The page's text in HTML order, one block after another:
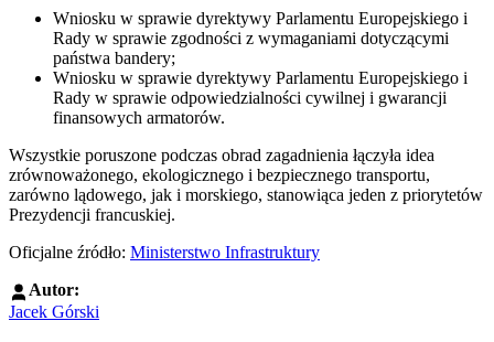
Wniosku w sprawie dyrektywy Parlamentu Europejskiego i
Rady w sprawie zgodności z wymaganiami dotyczącymi
państwa bandery;
Wniosku w sprawie dyrektywy Parlamentu Europejskiego i
Rady w sprawie odpowiedzialności cywilnej i gwarancji
finansowych armatorów.
Wszystkie poruszone podczas obrad zagadnienia łączyła idea
zrównoważonego, ekologicznego i bezpiecznego transportu,
zarówno lądowego, jak i morskiego, stanowiąca jeden z priorytetów
Prezydencji francuskiej.
Oficjalne źródło: Ministerstwo Infrastruktury
Autor:
Jacek Górski